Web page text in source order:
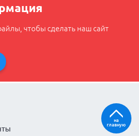
чтобы сделать наш сайт
на
главную